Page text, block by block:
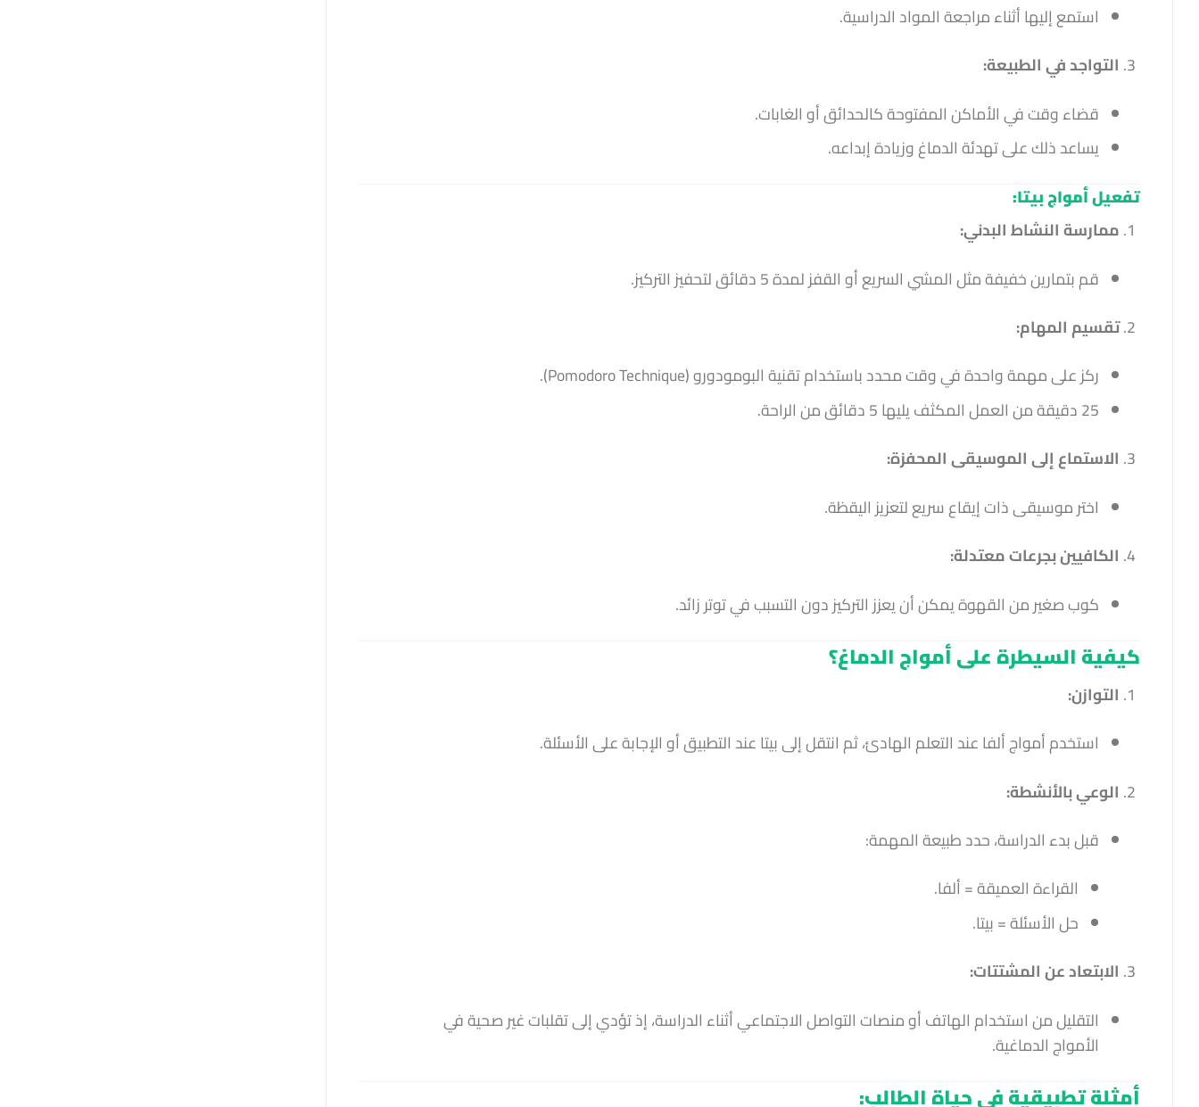
استمع إليها أثناء مراجعة المواد الدراسية.
التواجد في الطبيعة:
قضاء وقت في الأماكن المفتوحة كالحدائق أو الغابات.
يساعد ذلك على تهدئة الدماغ وزيادة إبداعه.
تفعيل أمواج بيتا:
ممارسة النشاط البدني:
قم بتمارين خفيفة مثل المشي السريع أو القفز لمدة 5 دقائق لتحفيز التركيز.
تقسيم المهام:
ركز على مهمة واحدة في وقت محدد باستخدام تقنية البومودورو (Pomodoro Technique).
25 دقيقة من العمل المكثف يليها 5 دقائق من الراحة.
الاستماع إلى الموسيقى المحفزة:
اختر موسيقى ذات إيقاع سريع لتعزيز اليقظة.
الكافيين بجرعات معتدلة:
كوب صغير من القهوة يمكن أن يعزز التركيز دون التسبب في توتر زائد.
كيفية السيطرة على أمواج الدماغ؟
التوازن:
استخدم أمواج ألفا عند التعلم الهادئ، ثم انتقل إلى بيتا عند التطبيق أو الإجابة على الأسئلة.
الوعي بالأنشطة:
قبل بدء الدراسة، حدد طبيعة المهمة:
القراءة العميقة = ألفا.
حل الأسئلة = بيتا.
الابتعاد عن المشتتات:
التقليل من استخدام الهاتف أو منصات التواصل الاجتماعي أثناء الدراسة، إذ تؤدي إلى تقلبات غير صحية في
الأمواج الدماغية.
أمثلة تطبيقية في حياة الطالب: